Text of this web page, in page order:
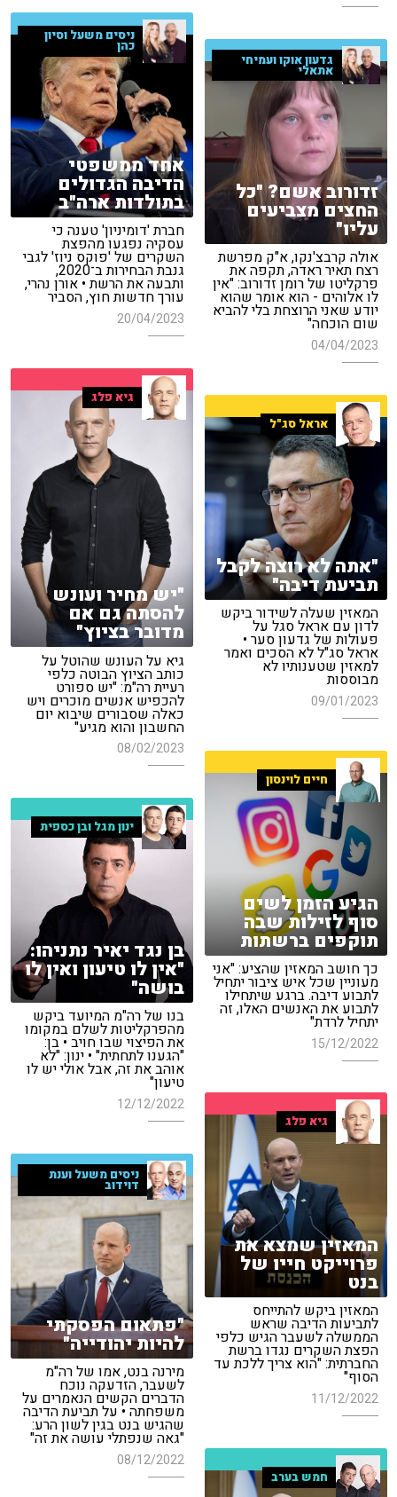
ניסים משעל וסיון
כהן
אחד ממשפטי
הדיבה הגדולים
בתולדות ארה"ב
חברת 'דומיניון' טענה כי
עסקיה נפגעו מהפצת
השקרים של 'פוקס ניוז' לגבי
גנבת הבחירות ב־2020,
ותבעה את הרשת • אורן נהרי,
עורך חדשות חוץ, הסביר
20/04/2023
גדעון אוקו ועמיחי
אתאלי
זדורוב אשם? "כל
החצים מצביעים
עליו"
אולה קרבצ'נקו, א"ק מפרשת
רצח תאיר ראדה, תקפה את
פרקליטו של רומן זדורוב: "אין
לו אלוהים - הוא אומר שהוא
יודע שאני הרוצחת בלי להביא
שום הוכחה"
04/04/2023
גיא פלג
"יש מחיר ועונש
להסתה גם אם
מדובר בציוץ"
גיא על העונש שהוטל על
כותב הציוץ הבוטה כלפי
רעיית רה"מ: "יש ספורט
להכפיש אנשים מוכרים ויש
כאלה שסבורים שיבוא יום
החשבון והוא מגיע"
08/02/2023
אראל סג"ל
"אתה לא רוצה לקבל
תביעת דיבה"
המאזין שעלה לשידור ביקש
לדון עם אראל סגל על
פעולות של גדעון סער •
אראל סג"ל לא הסכים ואמר
למאזין שטענותיו לא
מבוססות
09/01/2023
חיים לוינסון
הגיע הזמן לשים
סוף לזילות שבה
תוקפים ברשתות
כך חושב המאזין שהציע: "אני
מעוניין שכל איש ציבור יתחיל
לתבוע דיבה. ברגע שיתחילו
לתבוע את האנשים האלו, זה
יתחיל לרדת"
15/12/2022
ינון מגל ובן כספית
בן נגד יאיר נתניהו:
"אין לו טיעון ואין לו
בושה"
בנו של רה"מ המיועד ביקש
מהפרקליטות לשלם במקומו
את הפיצוי שבו חויב • בן:
"הגענו לתחתית" • ינון: "לא
אוהב את זה, אבל אולי יש לו
טיעון"
12/12/2022
גיא פלג
המאזין שמצא את
פרוייקט חייו של
בנט
המאזין ביקש להתייחס
לתביעות הדיבה שראש
הממשלה לשעבר הגיש כלפי
הפצת השקרים נגדו ברשת
החברתית: "הוא צריך ללכת עד
הסוף"
11/12/2022
ניסים משעל וענת
דוידוב
"פתאום הפסקתי
להיות יהודייה"
מירנה בנט, אמו של רה"מ
לשעבר, הזדעקה נוכח
הדברים הקשים הנאמרים על
משפחתה • על תביעת הדיבה
שהגיש בנט בגין לשון הרע:
"גאה שנפתלי עושה את זה"
08/12/2022
חמש בערב